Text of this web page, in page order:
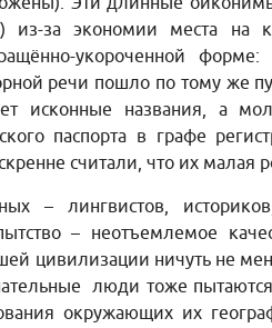
из-за экономии места на
укороченной
речи пошло по тому же
исконные названия, а
паспорта в графе
считали, что их малая
– лингвистов,
– неотъемлемое
цивилизации ничуть не
люди тоже
окружающих их